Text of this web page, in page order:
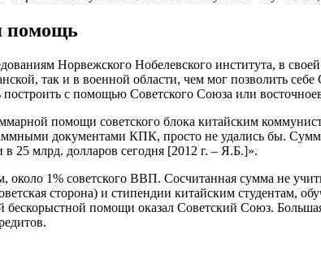
помощь
Норвежского Нобелевского института, в
так и в военной области, чем мог позволить
с помощью Советского Союза или
помощи советского блока китайским
документами КПК, просто не удались бы.
25 млрд. долларов сегодня [2012 г. – Я.Б.]».
1% советского ВВП. Сосчитанная сумма не
сторона) и стипендии китайским студентам,
бескорыстной помощи оказал Советский Союз.